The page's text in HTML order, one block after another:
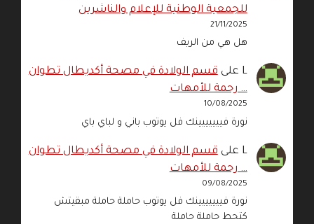
للجمعية الوطنية للإعلام والناشرين
21/11/2025
هل هي من الريف
L علىقسم الولادة في مصحة أكديطال تطوان
… رحمة للأمهات
10/08/2025
نورة فييييييينك فل يوتوب باني و لباي باي
L علىقسم الولادة في مصحة أكديطال تطوان
… رحمة للأمهات
09/08/2025
نورة فييييييينك فل يوتوب حاملة حاملة مبقيتش
كتحط حاملة حاملة